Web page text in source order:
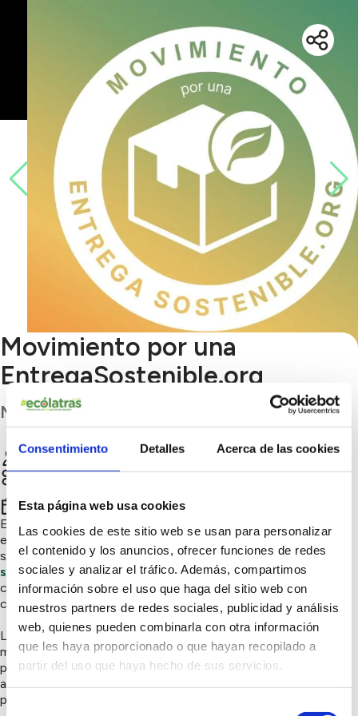
Consentimiento Detalles Acerca de las cookies
Esta página web usa cookies
Las cookies de este sitio web se usan para personalizar
el contenido y los anuncios, ofrecer funciones de redes
sociales y analizar el tráfico. Además, compartimos
información sobre el uso que haga del sitio web con
nuestros partners de redes sociales, publicidad y análisis
web, quienes pueden combinarla con otra información
que les haya proporcionado o que hayan recopilado a
partir del uso que haya hecho de sus servicios.
Movimiento por una
EntregaSostenible.org
Madrid
Empresas por la Movilidad Sostenible
Chatear
Sensibilización ambiental, Consumo responsable,
2º trimestre 2026
Entregasostenible.org es un movimiento cuyo propósito
es
promover un consumo responsable entre la
sociedad,fomentar mayor compromiso con la
sostenibilidadentre las organizaciones y empoderar a los
consumidores como agentes de cambio con su decisión de
compra.
Las organizaciones que se unen a este movimiento firman un
manifiesto en el que voluntariamente se comprometen a
promover prácticas que contribuyan a reducir el impacto
ambiental asociado a la comercialización y entrega de
productos.